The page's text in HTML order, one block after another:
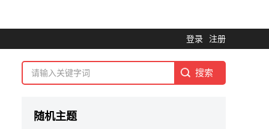
登录 注册
随机主题